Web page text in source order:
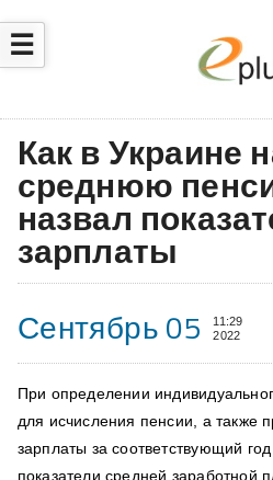
☰
Как в Украине
среднюю
назвал
зарплаты
Сентябрь 05
11:29
2022
При определении
для исчисления пенсии, а также
зарплаты за соответствующий
показатели средней заработной